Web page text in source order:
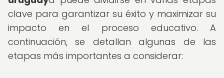
clave para garantizar su éxito y maximizar su
impacto en el proceso educativo. A
continuación, se detallan algunas de las
etapas más importantes a considerar: